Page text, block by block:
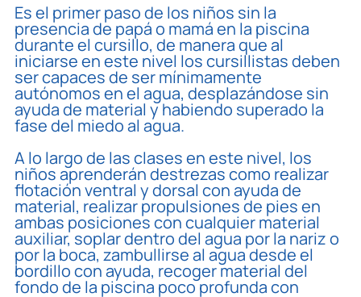
Es el primer paso de los niños sin la
presencia de papá o mamá en la piscina
durante el cursillo, de manera que al
iniciarse en este nivel los cursillistas deben
ser capaces de ser mínimamente
autónomos en el agua, desplazándose sin
ayuda de material y habiendo superado la
fase del miedo al agua.
A lo largo de las clases en este nivel, los
niños aprenderán destrezas como realizar
flotación ventral y dorsal con ayuda de
material, realizar propulsiones de pies en
ambas posiciones con cualquier material
auxiliar, soplar dentro del agua por la nariz o
por la boca, zambullirse al agua desde el
bordillo con ayuda, recoger material del
fondo de la piscina poco profunda con